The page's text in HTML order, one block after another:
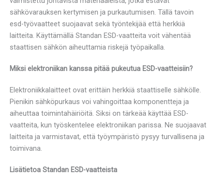
sähkövarauksen kertymisen ja purkautumisen. Tällä tavoin
esd-työvaatteet suojaavat sekä työntekijää että herkkiä
laitteita. Käyttämällä Standan ESD-vaatteita voit vähentää
staattisen sähkön aiheuttamia riskejä työpaikalla.
Miksi elektroniikan kanssa pitää pukeutua ESD-vaatteisiin?
Elektroniikkalaitteet ovat erittäin herkkiä staattiselle sähkölle.
Pienikin sähköpurkaus voi vahingoittaa komponentteja ja
aiheuttaa toimintahäiriöitä. Siksi on tärkeää käyttää ESD-
vaatteita, kun työskentelee elektroniikan parissa. Ne suojaavat
laitteita ja varmistavat, että työympäristö pysyy turvallisena ja
toimivana.
Lisätietoa Standan ESD-vaatteista